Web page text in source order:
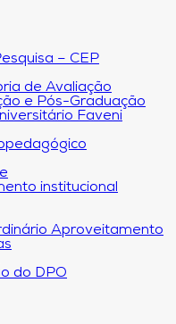
– CEP
de Avaliação
e Pós-Graduação
Faveni
institucional
Aproveitamento
do DPO